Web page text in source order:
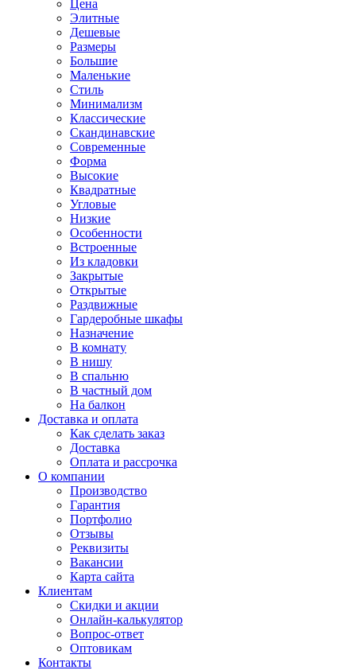
Цена
Элитные
Дешевые
Размеры
Большие
Маленькие
Стиль
Минимализм
Классические
Скандинавские
Современные
Форма
Высокие
Квадратные
Угловые
Низкие
Особенности
Встроенные
Из кладовки
Закрытые
Открытые
Раздвижные
Гардеробные шкафы
Назначение
В комнату
В нишу
В спальню
В частный дом
На балкон
Доставка и оплата
Как сделать заказ
Доставка
Оплата и рассрочка
О компании
Производство
Гарантия
Портфолио
Отзывы
Реквизиты
Вакансии
Карта сайта
Клиентам
Скидки и акции
Онлайн-калькулятор
Вопрос-ответ
Оптовикам
Контакты